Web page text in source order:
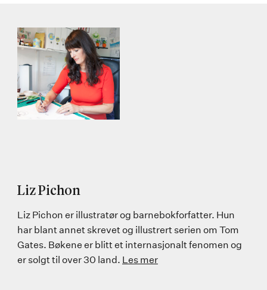
Liz Pichon
Liz Pichon er illustratør og barnebokforfatter. Hun
har blant annet skrevet og illustrert serien om Tom
Gates. Bøkene er blitt et internasjonalt fenomen og
er solgt til over 30 land. Les mer